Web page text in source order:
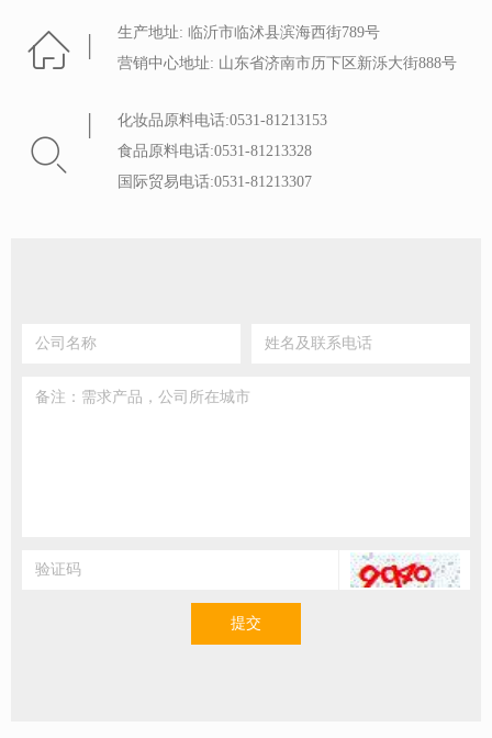
提交
生产地址: 临沂市临沭县滨海西街789号
营销中心地址: 山东省济南市历下区新泺大街888号
化妆品原料电话:0531-81213153
食品原料电话:0531-81213328
国际贸易电话:0531-81213307
ꄙ
ꀇ |
|